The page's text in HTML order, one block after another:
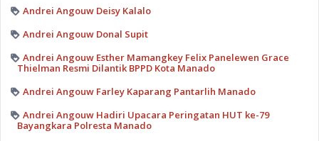
Andrei Angouw Deisy Kalalo
Andrei Angouw Donal Supit
Andrei Angouw Esther Mamangkey Felix Panelewen Grace
Thielman Resmi Dilantik BPPD Kota Manado
Andrei Angouw Farley Kaparang Pantarlih Manado
Andrei Angouw Hadiri Upacara Peringatan HUT ke-79
Bayangkara Polresta Manado